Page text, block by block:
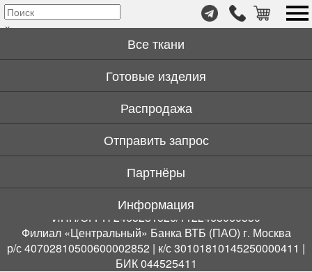
×
т.
+7
446-
Все ткани
Готовые изделия
Распродажа
Отправить запрос
Партнёры
Информация
© 2018 Safeco Russia | safeco24.ru
rid_manufactory
Вконтакте
Дзен
Политика в отношении обработки персональных данных
ООО «РИД» 660049, г. Красноярск, ул. Дубровинского, д.
54, пом. 130
ИНН/ОГРН 2465281326/1122468060550
Филиал «Центральный» Банка ВТБ (ПАО) г. Москва
р/с 40702810500600002852 | к/с 30101810145250000411 |
БИК 044525411